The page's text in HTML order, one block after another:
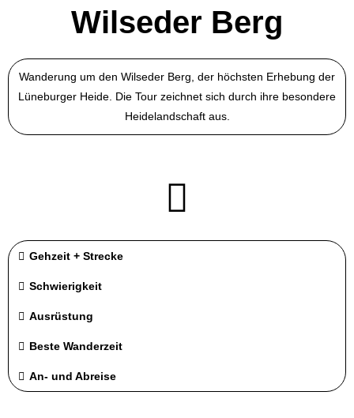
Wilseder Berg
Wanderung um den Wilseder Berg, der höchsten Erhebung der
Lüneburger Heide. Die Tour zeichnet sich durch ihre besondere
Heidelandschaft aus.
Gehzeit + Strecke
Schwierigkeit
Ausrüstung
Beste Wanderzeit
An- und Abreise